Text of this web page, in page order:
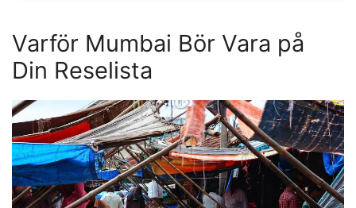
Varför Mumbai Bör Vara på
Din Reselista